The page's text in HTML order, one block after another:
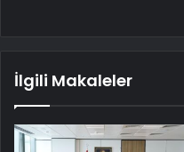
İlgili Makaleler